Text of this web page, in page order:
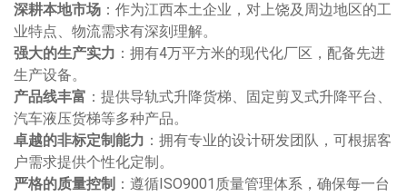
深耕本地市场 ：作为江西本土企业，对上饶及周边地区的工
业特点、物流需求有深刻理解。
强大的生产实力 ：拥有4万平方米的现代化厂区，配备先进
生产设备。
产品线丰富 ：提供导轨式升降货梯、固定剪叉式升降平台、
汽车液压货梯等多种产品。
卓越的非标定制能力 ：拥有专业的设计研发团队，可根据客
户需求提供个性化定制。
严格的质量控制 ：遵循ISO9001质量管理体系，确保每一台